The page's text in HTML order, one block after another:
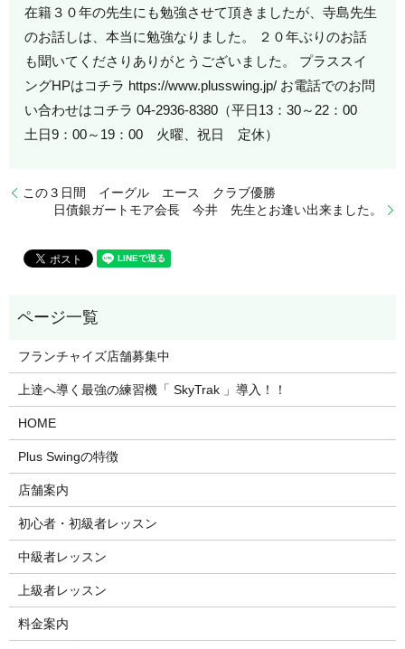
在籍３０年の先生にも勉強させて頂きましたが、寺島先生
のお話しは、本当に勉強なりました。 ２０年ぶりのお話
も聞いてくださりありがとうございました。 プラススイ
ングHPはコチラ https://www.plusswing.jp/ お電話でのお問
い合わせはコチラ 04-2936-8380（平日13：30～22：00
土日9：00～19：00 火曜、祝日 定休）
この３日間 イーグル エース クラブ優勝
日債銀ガートモア会長 今井 先生とお逢い出来ました。
フランチャイズ店舗募集中
上達へ導く最強の練習機「 SkyTrak 」導入！！
HOME
Plus Swingの特徴
店舗案内
初心者・初級者レッスン
中級者レッスン
上級者レッスン
料金案内